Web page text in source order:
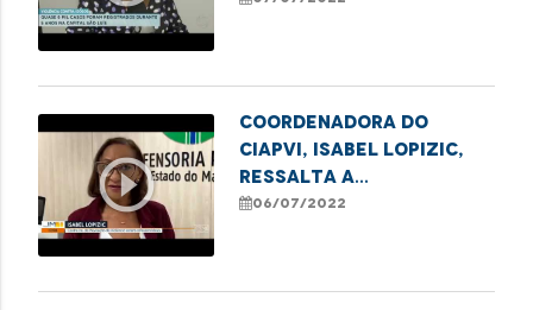
play_circle_outline
Coordenadora do
Ciapvi, Isabel Lopizic,
ressalta a
subnotificação dos
durante a pandemia
06/07/2022